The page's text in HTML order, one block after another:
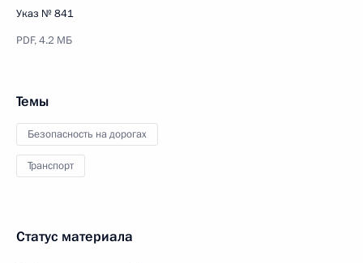
Указ № 841
PDF,4.2 МБ
Темы
Безопасность на дорогах
Транспорт
Статус материала